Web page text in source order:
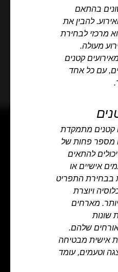
בהתאם
להבין את
מרכזי לבחירת
מעולה.
קטנים
עם כל אחד
קטנים מתמקדת
מספר פחות של
להתאים
אישיים או
בבחירת התפריט
ויוצרת
יותר. מארחים
שונות
שלהם.
אישית מבטיחה
וטעמים, עומד